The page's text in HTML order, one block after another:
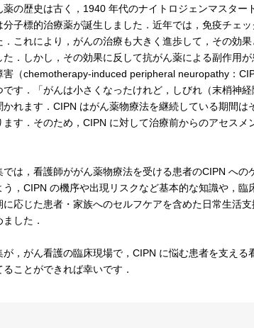
の歴史は古く，1940 年代のナイトロジェンマスター
分子標的治療薬が誕生しました．近年では，免疫チェ
．これにより，がんの治療も大きく進歩して，その効
た．しかし，その効果に反して抗がん薬による副作用
害（chemotherapy-induced peripheral neuropathy：
です．「がんは小さくなったけれど，しびれ（末梢神
かれます．CIPN はがん薬物療法を継続している期間
ます．そのため，CIPN に対して治療前からのアセス
は，看護師ががん薬物療法を受ける患者のCIPN への
う，CIPN の機序や出現リスクなど基本的な知識や，
に応じた患者・家族へのセルフケアを含めた日常生活
した．
，がん看護の臨床現場で，CIPN に悩む患者を支え
ることができれば幸いです．